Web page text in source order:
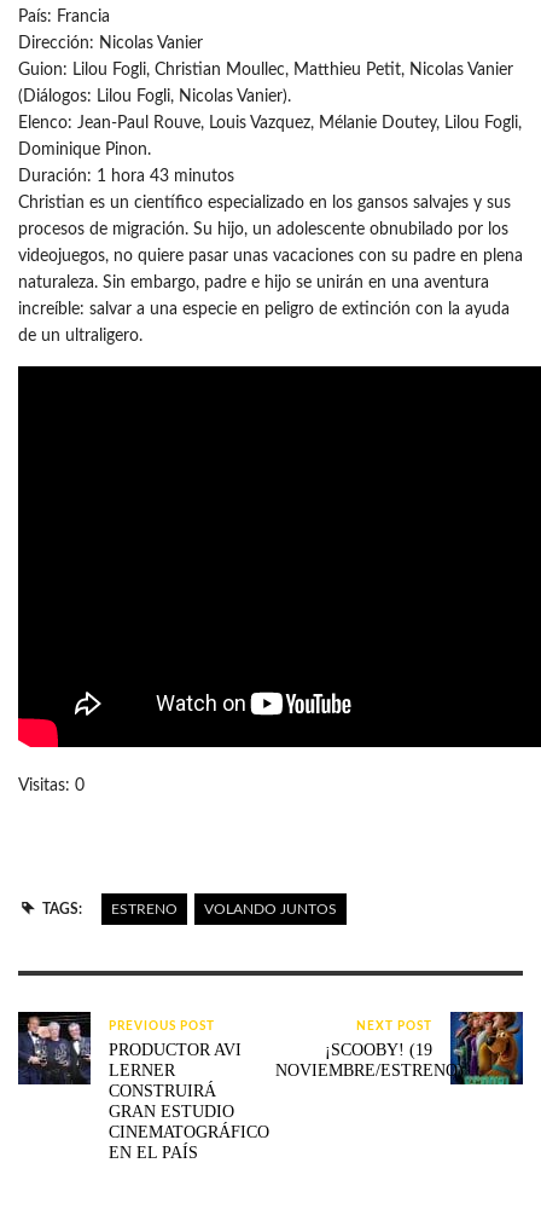
País: Francia
Dirección: Nicolas Vanier
Guion: Lilou Fogli, Christian Moullec, Matthieu Petit, Nicolas Vanier
(Diálogos: Lilou Fogli, Nicolas Vanier).
Elenco: Jean-Paul Rouve, Louis Vazquez, Mélanie Doutey, Lilou Fogli,
Dominique Pinon.
Duración: 1 hora 43 minutos
Christian es un científico especializado en los gansos salvajes y sus
procesos de migración. Su hijo, un adolescente obnubilado por los
videojuegos, no quiere pasar unas vacaciones con su padre en plena
naturaleza. Sin embargo, padre e hijo se unirán en una aventura
increíble: salvar a una especie en peligro de extinción con la ayuda
de un ultraligero.
Visitas: 0
TAGS: ESTRENO VOLANDO JUNTOS
PREVIOUS POST
PRODUCTOR AVI
LERNER
CONSTRUIRÁ
GRAN ESTUDIO
CINEMATOGRÁFICO
EN EL PAÍS
NEXT POST
¡SCOOBY! (19
NOVIEMBRE/ESTRENO)